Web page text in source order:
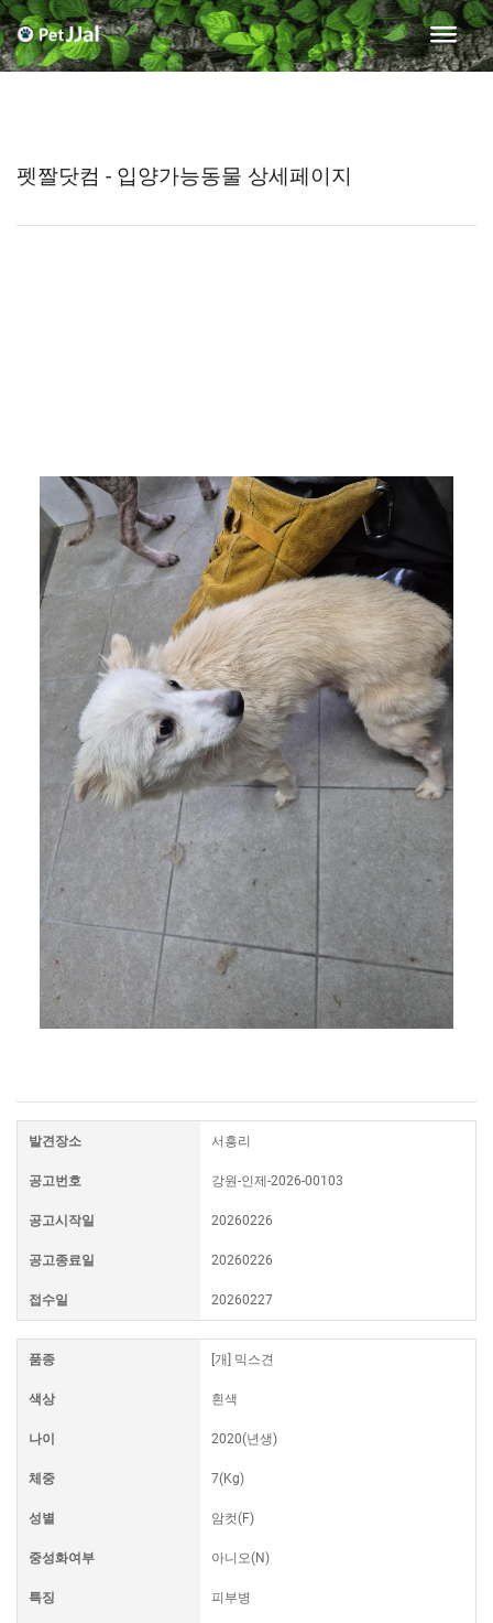
펫짤닷컴 - 입양가능동물 상세페이지
발견장소 서흥리
공고번호 강원-인제-2026-00103
공고시작일 20260226
공고종료일 20260226
접수일 20260227
품종 [개] 믹스견
색상 흰색
나이 2020(년생)
체중 7(Kg)
성별 암컷(F)
중성화여부 아니오(N)
특징 피부병